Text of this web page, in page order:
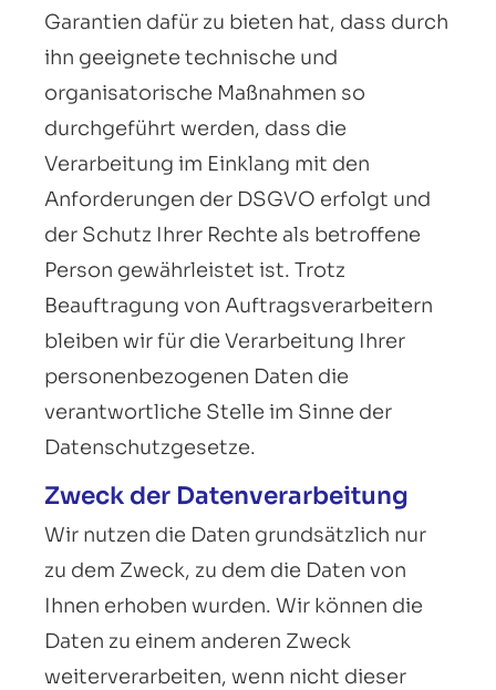
Garantien dafür zu bieten hat, dass durch
ihn geeignete technische und
organisatorische Maßnahmen so
durchgeführt werden, dass die
Verarbeitung im Einklang mit den
Anforderungen der DSGVO erfolgt und
der Schutz Ihrer Rechte als betroffene
Person gewährleistet ist. Trotz
Beauftragung von Auftragsverarbeitern
bleiben wir für die Verarbeitung Ihrer
personenbezogenen Daten die
verantwortliche Stelle im Sinne der
Datenschutzgesetze.
Zweck der Datenverarbeitung
Wir nutzen die Daten grundsätzlich nur
zu dem Zweck, zu dem die Daten von
Ihnen erhoben wurden. Wir können die
Daten zu einem anderen Zweck
weiterverarbeiten, wenn nicht dieser